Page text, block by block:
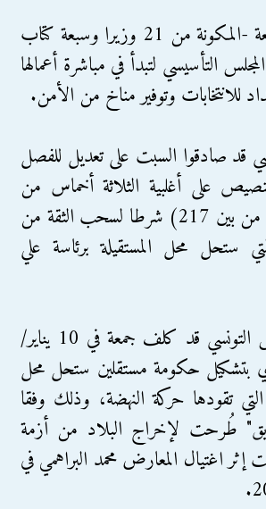
وتحتاج حكومة جمعة -المكونة من 21 وزيرا وسبعة كتاب
التأسيسي لتبدأ في مباشرة أعمالها
للانتخابات وتوفير مناخ من الأمن.
قد صادقوا السبت على تعديل للفصل
على أغلبية الثلاثة أخماس من
المجلس (131 نائبا من بين 217) شرطا لسحب الثقة من
ستحل محل المستقيلة برئاسة علي
يشار إلى أن الرئيس التونسي قد كلف جمعة في 10 يناير/
بتشكيل حكومة مستقلين ستحل محل
التي تقودها حركة النهضة، وذلك وفقا
طُرحت لإخراج البلاد من أزمة
إثر اغتيال المعارض محمد البراهمي في